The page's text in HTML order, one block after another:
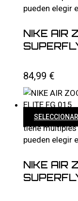
pueden elegir
NIKE AIR
84,99 €
tiene
pueden elegir
NIKE AIR